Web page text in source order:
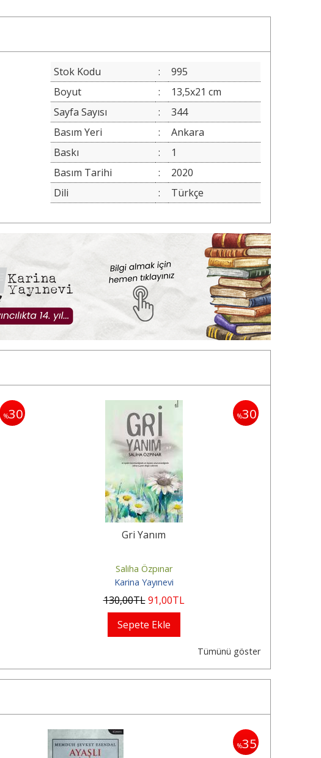
Stok Kodu :
995
Boyut
:
13,5x21 cm
Sayfa Sayısı
:
344
Basım Yeri
:
Ankara
Baskı
:
1
Basım Tarihi
:
2020
Dili
: Türkçe
%30 %30
Gri Yanım
Saliha Özpınar
Karina Yayınevi
130,00TL 91,00TL
Sepete Ekle
Tümünü göster
%35